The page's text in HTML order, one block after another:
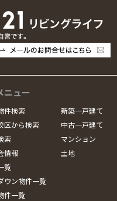
ニュー
件検索
区から検索
索
情報
覧
ウン物件一覧
件一覧
新築一戸建て
中古一戸建て
マンション
土地